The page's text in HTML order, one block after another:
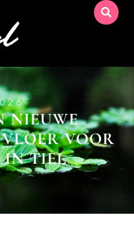
NIEUWE
VOOR
IN TIEL